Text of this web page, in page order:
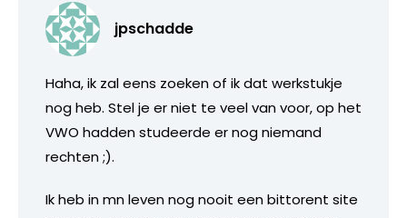
jpschadde
Haha, ik zal eens zoeken of ik dat werkstukje
nog heb. Stel je er niet te veel van voor, op het
VWO hadden studeerde er nog niemand
rechten ;).
Ik heb in mn leven nog nooit een bittorent site